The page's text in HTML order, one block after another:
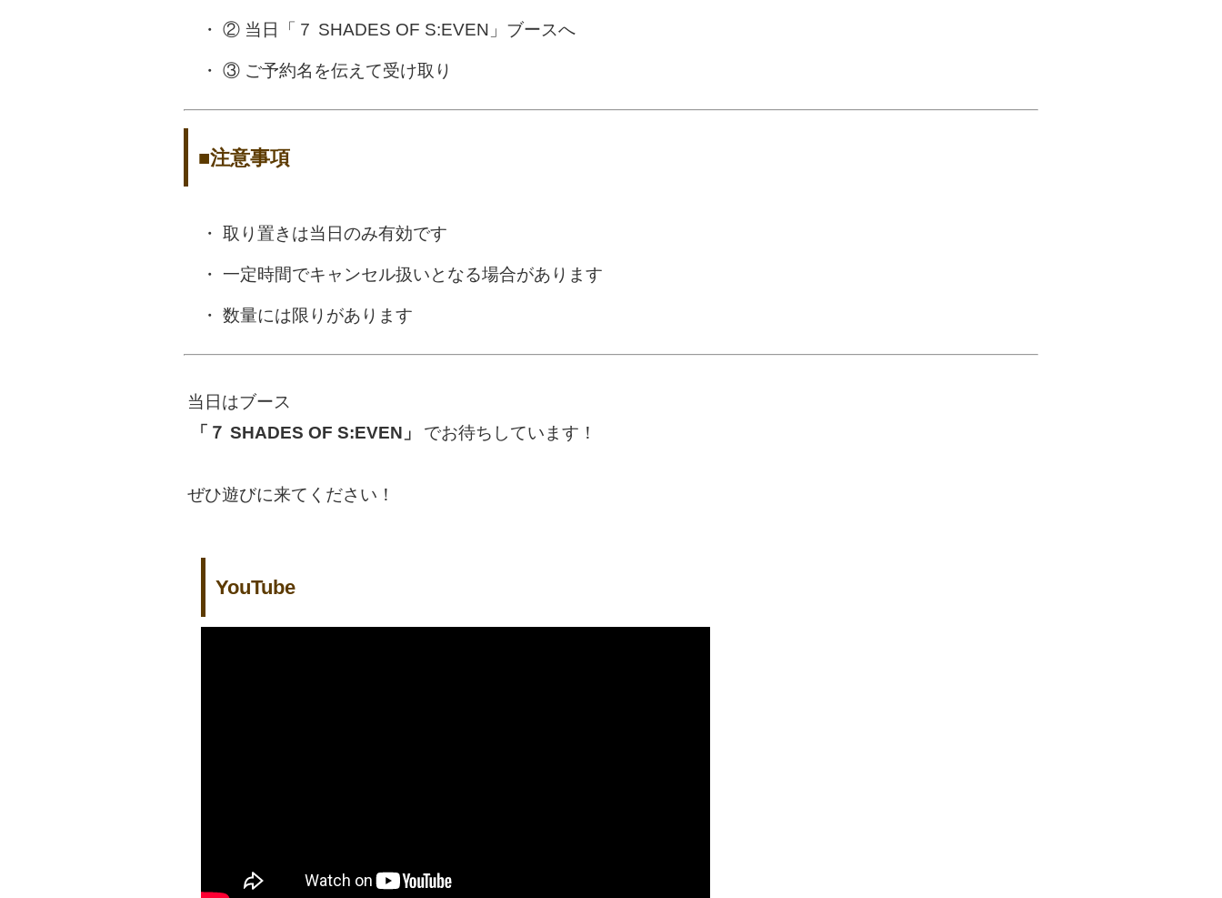
② 当日「７ SHADES OF S:EVEN」ブースへ
③ ご予約名を伝えて受け取り
■注意事項
取り置きは当日のみ有効です
一定時間でキャンセル扱いとなる場合があります
数量には限りがあります
当日はブース
「７ SHADES OF S:EVEN」
でお待ちしています！
ぜひ遊びに来てください！
YouTube